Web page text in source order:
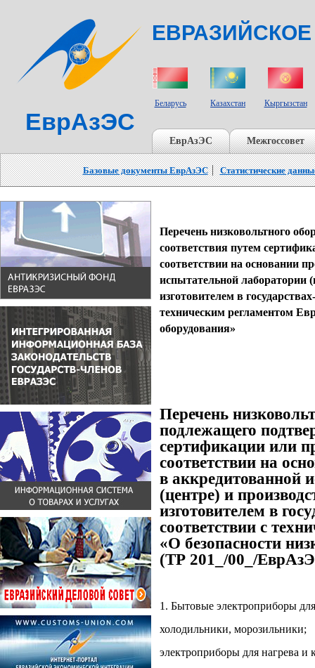
ЕврАзЭС
Беларусь Казахстан Кыргызстан
ЕврАзЭС Межгоссовет
Базовые документы ЕврАзЭС Статистические
Перечень низковольтного
соответствия путем
соответствии на основании
испытательной лаборатории
изготовителем в
техническим регламентом
оборудования»
Перечень
подлежащего
сертификации или
соответствии на
в аккредитованной
(центре) и
изготовителем в
соответствии с
«О безопасности
(ТР 201_/00_/
1. Бытовые электроприборы
холодильники, морозильники;
электроприборы для нагрева и